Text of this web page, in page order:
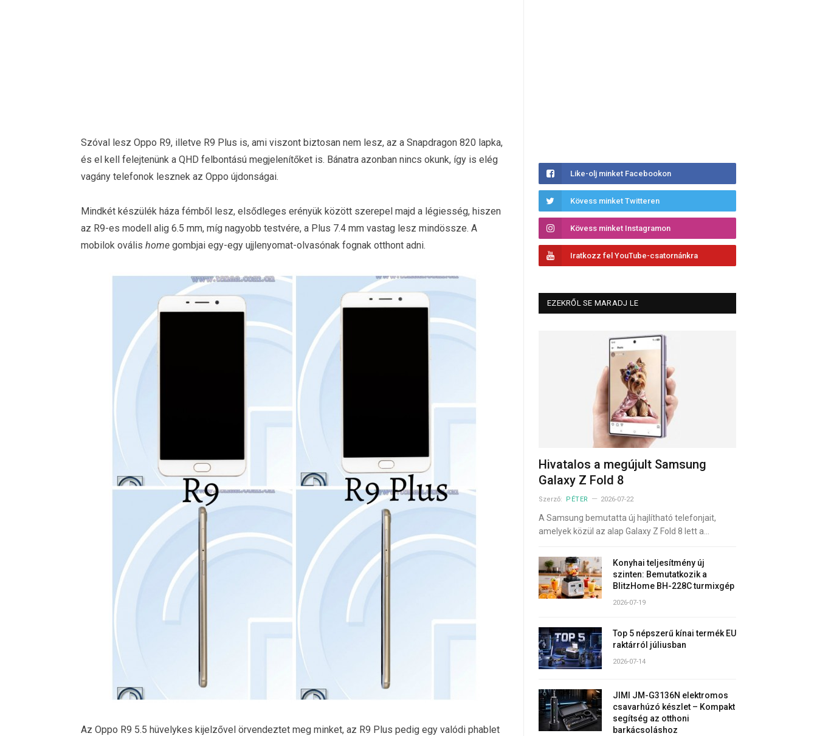
Szóval lesz Oppo R9, illetve R9 Plus is, ami viszont biztosan nem lesz, az a Snapdragon 820 lapka,
és el kell felejtenünk a QHD felbontású megjelenítőket is. Bánatra azonban nincs okunk, így is elég
vagány telefonok lesznek az Oppo újdonságai.
Mindkét készülék háza fémből lesz, elsődleges erényük között szerepel majd a légiesség, hiszen
az R9-es modell alig 6.5 mm, míg nagyobb testvére, a Plus 7.4 mm vastag lesz mindössze. A
mobilok ovális home gombjai egy-egy ujjlenyomat-olvasónak fognak otthont adni.
Az Oppo R9 5.5 hüvelykes kijelzővel örvendeztet meg minket, az R9 Plus pedig egy valódi phablet
Like-olj minket Facebookon
Kövess minket Twitteren
Kövess minket Instagramon
Iratkozz fel YouTube-csatornánkra
EZEKRŐL SE MARADJ LE
Hivatalos a megújult Samsung
Galaxy Z Fold 8
Szerző: PÉTER 2026-07-22
A Samsung bemutatta új hajlítható telefonjait,
amelyek közül az alap Galaxy Z Fold 8 lett a…
Konyhai teljesítmény új
szinten: Bemutatkozik a
BlitzHome BH-228C turmixgép
2026-07-19
Top 5 népszerű kínai termék EU
raktárról júliusban
2026-07-14
JIMI JM-G3136N elektromos
csavarhúzó készlet – Kompakt
segítség az otthoni
barkácsoláshoz